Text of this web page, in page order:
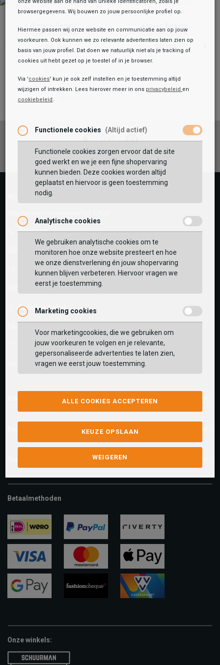
Onze winkelvoorraad
Damestassen
59,99
Maat: ONE
TOEVOEGEN AAN WINKELTAS
GEBRUIK MIJN LOCATIE
Zoek op postcode of gebruik jouw locatie om de
voorraad in een van onze winkels te bekijken.
Damestassen
39,99
Damestassen
39,99
Toegevoegd aan je winkeltas!
BEKIJK WINKELTAS
VERDER WINKELEN
Vaak samen gekocht met
FacebookInstagramPinterest
Wij helpen je graag!
Telefoon
E-mail Antwoord binnen 24 uur
webshop@schuurman-schoenen.nl
Facebook chat
Live chat
We zijn beschikbaar voor al je vragenKlik hier.
Betaalmethoden
ideal paypal riverty
visa
apple-
pay
Onze winkels:
onze website aan de hand van unieke identificatoren, zoals je
browsergegevens. Wij bouwen zo jouw persoonlijke profiel op.
Hiermee passen wij onze website en communicatie aan op jouw
voorkeuren. Ook kunnen we zo relevante advertenties laten zien op
basis van jouw profiel. Dat doen we natuurlijk niet als je tracking of
cookies uit hebt gezet op je toestel of in je browser.
Via 'cookies' kun je ook zelf instellen en je toestemming altijd
wijzigen of intrekken. Lees hierover meer in ons privacybeleid en
cookiebeleid .
Functionele cookies (Altijd actief)
Functionele cookies zorgen ervoor dat de site
goed werkt en we je een fijne shopervaring
kunnen bieden. Deze cookies worden altijd
geplaatst en hiervoor is geen toestemming
nodig.
Analytische cookies
We gebruiken analytische cookies om te
monitoren hoe onze website presteert en hoe
we onze dienstverlening én jouw shopervaring
kunnen blijven verbeteren. Hiervoor vragen we
eerst je toestemming.
Marketing cookies
Voor marketingcookies, die we gebruiken om
jouw voorkeuren te volgen en je relevante,
gepersonaliseerde advertenties te laten zien,
vragen we eerst jouw toestemming.
ALLE COOKIES ACCEPTEREN
KEUZE OPSLAAN
WEIGEREN